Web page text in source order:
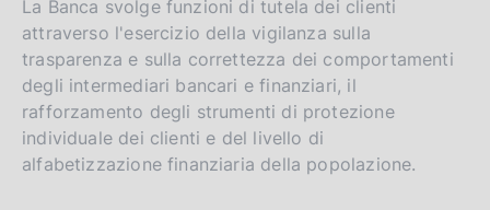
La Banca svolge funzioni di tutela dei clienti
attraverso l'esercizio della vigilanza sulla
trasparenza e sulla correttezza dei comportamenti
degli intermediari bancari e finanziari, il
rafforzamento degli strumenti di protezione
individuale dei clienti e del livello di
alfabetizzazione finanziaria della popolazione.